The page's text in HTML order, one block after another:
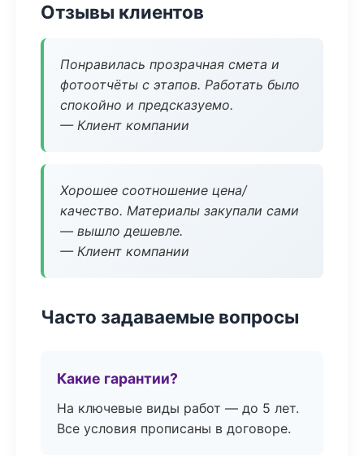
Отзывы клиентов
Понравилась прозрачная смета и
фотоотчёты с этапов. Работать было
спокойно и предсказуемо.
— Клиент компании
Хорошее соотношение цена/
качество. Материалы закупали сами
— вышло дешевле.
— Клиент компании
Часто задаваемые вопросы
Какие гарантии?
На ключевые виды работ — до 5 лет.
Все условия прописаны в договоре.